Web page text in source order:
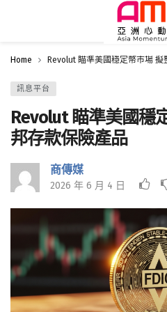
Home Revolut 瞄準美國穩定幣市場
訊息平台
Revolut 瞄準美國穩
邦存款保險產品
商傳媒
2026 年 6 月 4 日